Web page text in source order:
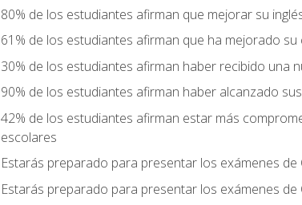
80% de los estudiantes afirman que mejorar su
61% de los estudiantes afirman que ha mejorado
30% de los estudiantes afirman haber recibido una
90% de los estudiantes afirman haber alcanzado
42% de los estudiantes afirman estar más
escolares
Estarás preparado para presentar los exámenes de
Estarás preparado para presentar los exámenes de